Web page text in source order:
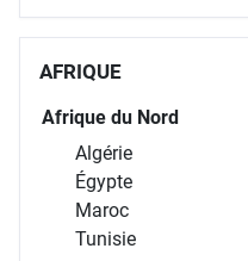
AFRIQUE
Afrique du Nord
Algérie
Égypte
Maroc
Tunisie